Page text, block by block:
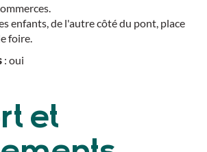
enfants, de l'autre côté du pont, place
foire.
: oui
et